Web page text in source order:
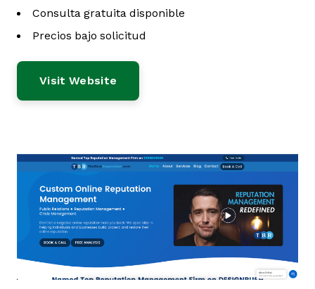
Consulta gratuita disponible
Precios bajo solicitud
Visit Website